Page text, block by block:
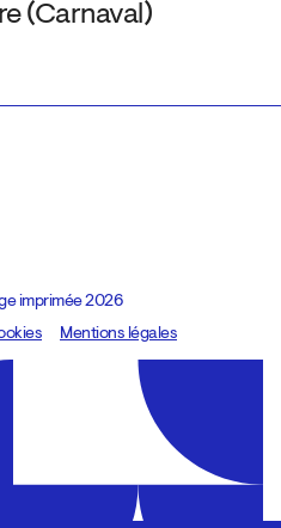
(Carnaval)
imprimée 2026
Mentions légales